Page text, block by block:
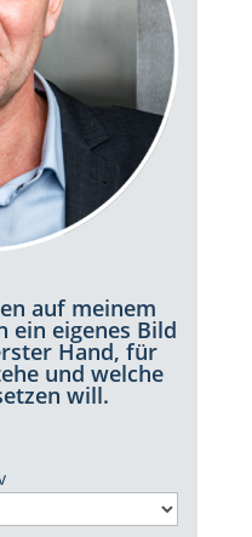
auf meinem
ein eigenes Bild
Hand, für
und welche
will.